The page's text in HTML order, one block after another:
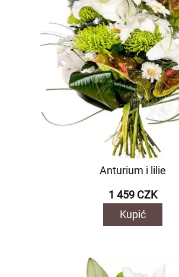
Anturium i lilie
1 459 CZK
Kupić